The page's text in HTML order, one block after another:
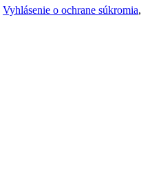
Vyhlásenie o ochrane súkromia,